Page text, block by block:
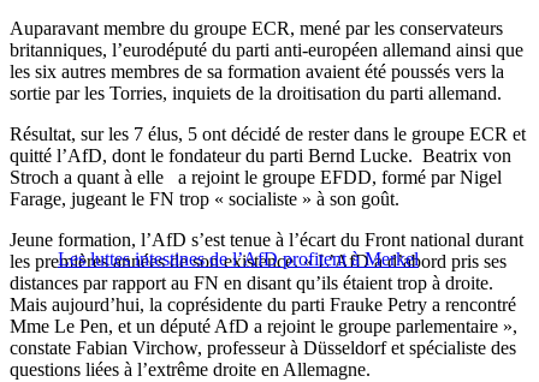
Auparavant membre du groupe ECR, mené par les conservateurs
britanniques, l’eurodéputé du parti anti-européen allemand ainsi que
les six autres membres de sa formation avaient été poussés vers la
sortie par les Torries, inquiets de la droitisation du parti allemand.
Résultat, sur les 7 élus, 5 ont décidé de rester dans le groupe ECR et
quitté l’AfD, dont le fondateur du parti Bernd Lucke. Beatrix von
Stroch a quant à elle a rejoint le groupe EFDD, formé par Nigel
Farage, jugeant le FN trop « socialiste » à son goût.
Les luttes intestines de l’AfD profitent à Merkel
Jeune formation, l’AfD s’est tenue à l’écart du Front national durant
les premières années de son existence. « L’AfD a d’abord pris ses
distances par rapport au FN en disant qu’ils étaient trop à droite.
Mais aujourd’hui, la coprésidente du parti Frauke Petry a rencontré
Mme Le Pen, et un député AfD a rejoint le groupe parlementaire »,
constate Fabian Virchow, professeur à Düsseldorf et spécialiste des
questions liées à l’extrême droite en Allemagne.